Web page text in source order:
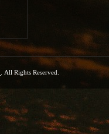
. All Rights Reserved.